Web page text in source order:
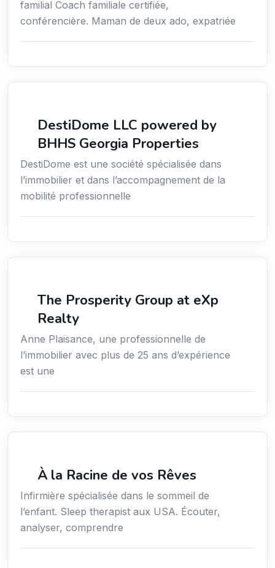
familial Coach familiale certifiée,
conférencière. Maman de deux ado, expatriée
DestiDome LLC powered by
BHHS Georgia Properties
DestiDome est une société spécialisée dans
l’immobilier et dans l’accompagnement de la
mobilité professionnelle
The Prosperity Group at eXp
Realty
Anne Plaisance, une professionnelle de
l’immobilier avec plus de 25 ans d’expérience
est une
À la Racine de vos Rêves
Infirmière spécialisée dans le sommeil de
l’enfant. Sleep therapist aux USA. Écouter,
analyser, comprendre